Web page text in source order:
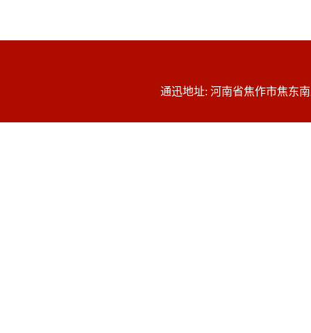
通迅地址: 河南省焦作市焦东